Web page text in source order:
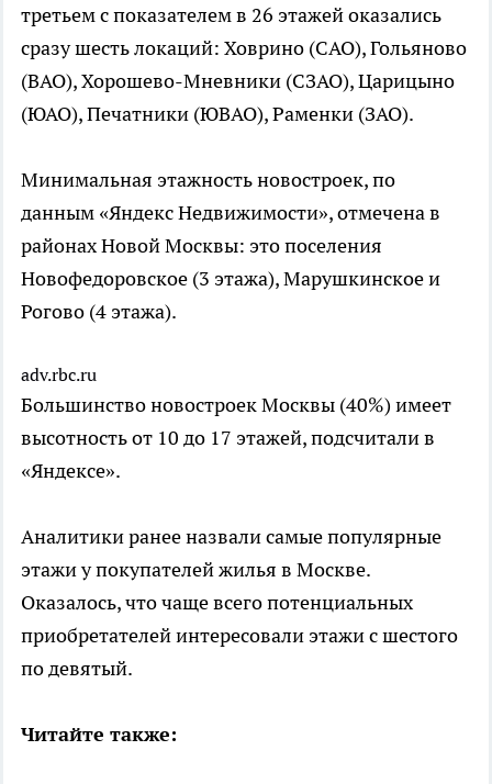
третьем с показателем в 26 этажей оказались
сразу шесть локаций: Ховрино (САО), Гольяново
(ВАО), Хорошево-Мневники (СЗАО), Царицыно
(ЮАО), Печатники (ЮВАО), Раменки (ЗАО).
Минимальная этажность новостроек, по
данным «Яндекс Недвижимости», отмечена в
районах Новой Москвы: это поселения
Новофедоровское (3 этажа), Марушкинское и
Рогово (4 этажа).
adv.rbc.ru
Большинство новостроек Москвы (40%) имеет
высотность от 10 до 17 этажей, подсчитали в
«Яндексе».
Аналитики ранее назвали самые популярные
этажи у покупателей жилья в Москве.
Оказалось, что чаще всего потенциальных
приобретателей интересовали этажи с шестого
по девятый.
Читайте также: